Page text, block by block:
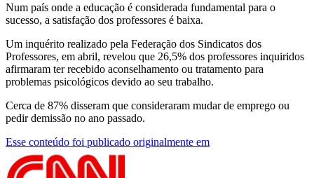
Num país onde a educação é considerada fundamental para o
sucesso, a satisfação dos professores é baixa.
Um inquérito realizado pela Federação dos Sindicatos dos
Professores, em abril, revelou que 26,5% dos professores inquiridos
afirmaram ter recebido aconselhamento ou tratamento para
problemas psicológicos devido ao seu trabalho.
Cerca de 87% disseram que consideraram mudar de emprego ou
pedir demissão no ano passado.
Esse conteúdo foi publicado originalmente em